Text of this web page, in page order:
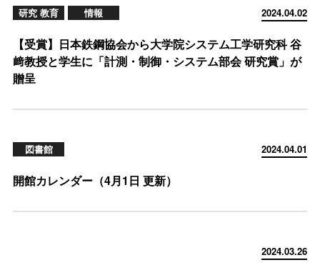
2024.04.02
研究 教育 情報
【受賞】日本鉄鋼協会から大学院システム工学研究科 谷
﨑教授と学生に「計測・制御・システム部会 研究賞」が
贈呈
2024.04.01
図書館
開館カレンダー（4月1日 更新）
2024.03.26